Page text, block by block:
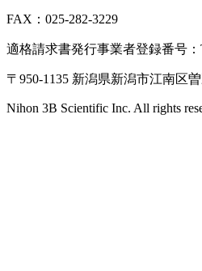
FAX：025-282-3229
適格請求書発行事業者登録番号：
〒950-1135 新潟県新潟市江南区
Nihon 3B Scientific Inc. All rights